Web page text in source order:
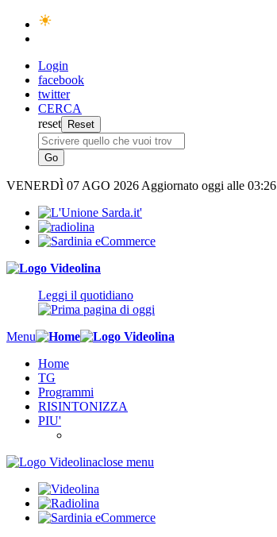
Login
facebook
twitter
CERCA
reset
VENERDÌ 07 AGO 2026 Aggiornato oggi alle 03:26
Leggi il quotidiano
Menu
Home
TG
Programmi
RISINTONIZZA
PIU'
close menu